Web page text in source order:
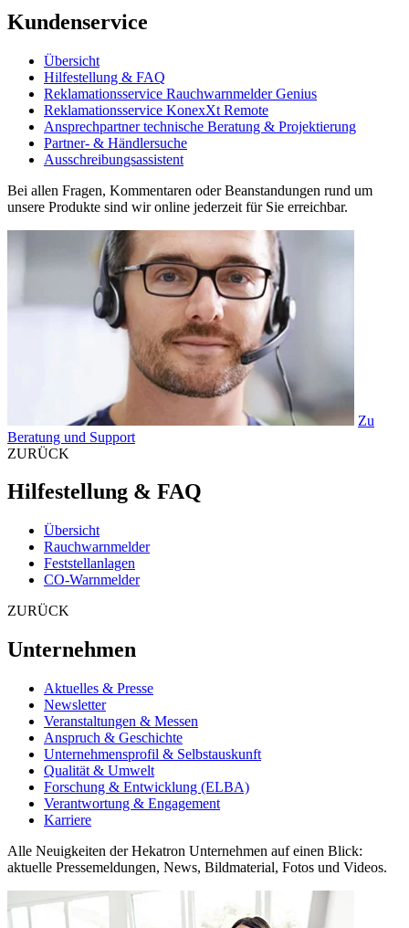
Kundenservice
Übersicht
Hilfestellung & FAQ
Reklamationsservice Rauchwarnmelder Genius
Reklamationsservice KonexXt Remote
Ansprechpartner technische Beratung & Projektierung
Partner- & Händlersuche
Ausschreibungsassistent
Bei allen Fragen, Kommentaren oder Beanstandungen rund um
unsere Produkte sind wir online jederzeit für Sie erreichbar.
Zu
Beratung und Support
ZURÜCK
Hilfestellung & FAQ
Übersicht
Rauchwarnmelder
Feststellanlagen
CO-Warnmelder
ZURÜCK
Unternehmen
Aktuelles & Presse
Newsletter
Veranstaltungen & Messen
Anspruch & Geschichte
Unternehmensprofil & Selbstauskunft
Qualität & Umwelt
Forschung & Entwicklung (ELBA)
Verantwortung & Engagement
Karriere
Alle Neuigkeiten der Hekatron Unternehmen auf einen Blick:
aktuelle Pressemeldungen, News, Bildmaterial, Fotos und Videos.